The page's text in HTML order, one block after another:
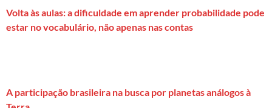
Volta às aulas: a dificuldade em aprender probabilidade pode
estar no vocabulário, não apenas nas contas
A participação brasileira na busca por planetas análogos à